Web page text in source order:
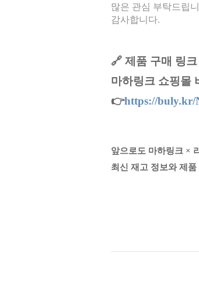
많은 관심 부탁드립
감사합니다.
🔗 제품 구매 링크
마하링크 쇼핑몰
👉https://buly.kr/
앞으로도 마하링크 ×
최신 재고 정보와 제